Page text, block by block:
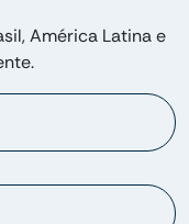
América Latina e